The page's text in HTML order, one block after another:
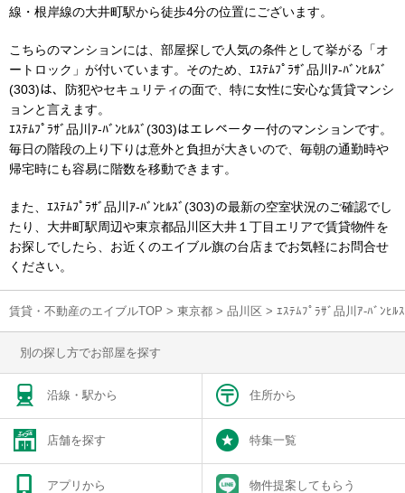
線・根岸線の大井町駅から徒歩4分の位置にございます。
こちらのマンションには、部屋探しで人気の条件として挙がる「オ
ートロック」が付いています。そのため、ｴｽﾃﾑﾌﾟﾗｻﾞ品川ｱ-ﾊﾞﾝﾋﾙｽﾞ
(303)は、防犯やセキュリティの面で、特に女性に安心な賃貸マンシ
ョンと言えます。
ｴｽﾃﾑﾌﾟﾗｻﾞ品川ｱ-ﾊﾞﾝﾋﾙｽﾞ(303)はエレベーター付のマンションです。
毎日の階段の上り下りは意外と負担が大きいので、毎朝の通勤時や
帰宅時にも容易に階数を移動できます。
また、ｴｽﾃﾑﾌﾟﾗｻﾞ品川ｱ-ﾊﾞﾝﾋﾙｽﾞ(303)の最新の空室状況のご確認でし
たり、大井町駅周辺や東京都品川区大井１丁目エリアで賃貸物件を
お探しでしたら、お近くのエイブル旗の台店までお気軽にお問合せ
ください。
賃貸・不動産のエイブルTOP > 東京都 > 品川区 > ｴｽﾃﾑﾌﾟﾗｻﾞ品川ｱ-ﾊﾞﾝﾋﾙ
別の探し方でお部屋を探す
沿線・駅から 住所から
店舗を探す 特集一覧
アプリから 物件提案してもらう